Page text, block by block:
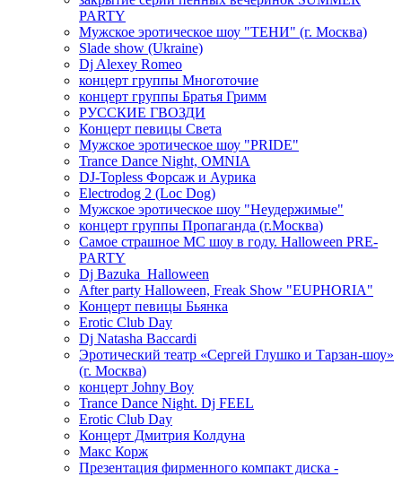
PARTY
Мужское эротическое шоу "ТЕНИ" (г. Москва)
Slade show (Ukraine)
Dj Alexey Romeo
концерт группы Многоточие
концерт группы Братья Гримм
РУССКИЕ ГВОЗДИ
Концерт певицы Света
Мужское эротическое шоу "PRIDE"
Trance Dance Night, OMNIA
DJ-Topless Форсаж и Аурика
Electrodog 2 (Loc Dog)
Мужское эротическое шоу "Неудержимые"
концерт группы Пропаганда (г.Москва)
Самое страшное МС шоу в году. Halloween PRE-
PARTY
Dj Bazuka_Halloween
After party Halloween, Freak Show "EUPHORIA"
Концерт певицы Бьянка
Erotic Club Day
Dj Natasha Baccardi
Эротический театр «Сергей Глушко и Тарзан-шоу»
(г. Москва)
концерт Johny Boy
Trance Dance Night. Dj FEEL
Erotic Club Day
Концерт Дмитрия Колдуна
Макс Корж
Презентация фирменного компакт диска -